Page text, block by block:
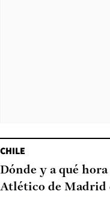
CHILE
Dónde y a qué
Atlético de Madrid